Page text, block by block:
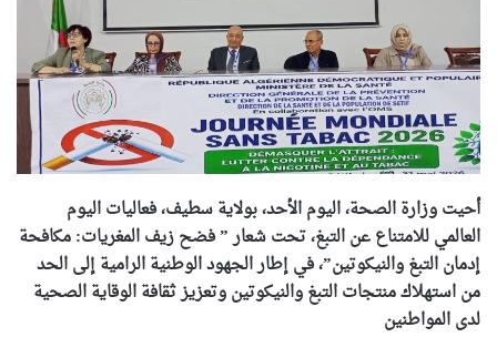
أحيت وزارة الصحة، اليوم الأحد، بولاية سطيف، فعاليات اليوم
العالمي للامتناع عن التبغ، تحت شعار ” فضح زيف المغريات: مكافحة
إدمان التبغ والنيكوتين”، في إطار الجهود الوطنية الرامية إلى الحد
من استهلاك منتجات التبغ والنيكوتين وتعزيز ثقافة الوقاية الصحية
لدى المواطنين